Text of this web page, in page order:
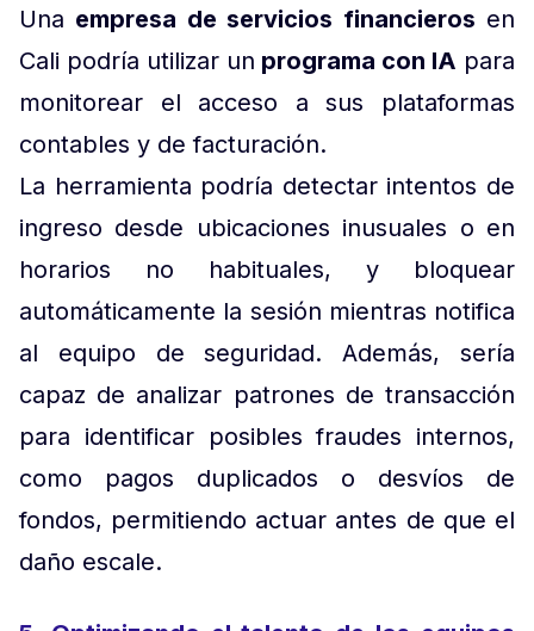
Una empresa de servicios financieros en
Cali podría utilizar un programa con IA para
monitorear el acceso a sus plataformas
contables y de facturación.
La herramienta podría detectar intentos de
ingreso desde ubicaciones inusuales o en
horarios no habituales, y bloquear
automáticamente la sesión mientras notifica
al equipo de seguridad. Además, sería
capaz de analizar patrones de transacción
para identificar posibles fraudes internos,
como pagos duplicados o desvíos de
fondos, permitiendo actuar antes de que el
daño escale.